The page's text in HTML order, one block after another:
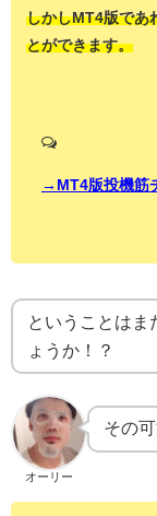
しかしMT4版であ
とができます。
→MT4版投機筋
ということはま
ょうか！？
オーリー
その